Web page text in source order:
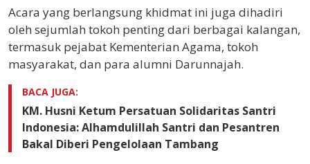
Acara yang berlangsung khidmat ini juga dihadiri
oleh sejumlah tokoh penting dari berbagai kalangan,
termasuk pejabat Kementerian Agama, tokoh
masyarakat, dan para alumni Darunnajah.
BACA JUGA:
KM. Husni Ketum Persatuan Solidaritas Santri
Indonesia: Alhamdulillah Santri dan Pesantren
Bakal Diberi Pengelolaan Tambang